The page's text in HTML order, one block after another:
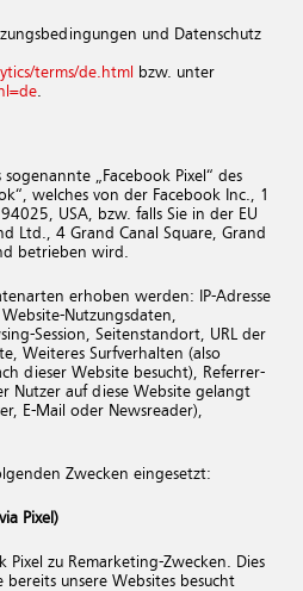
und Datenschutz
terms/de.html
bzw. unter
„Facebook Pixel“ des
welches von der Facebook Inc., 1
USA, bzw. falls Sie in der EU
Ltd., 4 Grand Canal Square, Grand
betrieben wird.
erhoben werden: IP-Adresse
Nutzungsdaten,
Session, Seitenstandort, URL der
Weiteres Surfverhalten (also
dieser Website besucht), Referrer-
Nutzer auf diese Website gelangt
E-Mail oder Newsreader),
Zwecken eingesetzt:
Pixel)
zu Remarketing-Zwecken. Dies
unsere Websites besucht